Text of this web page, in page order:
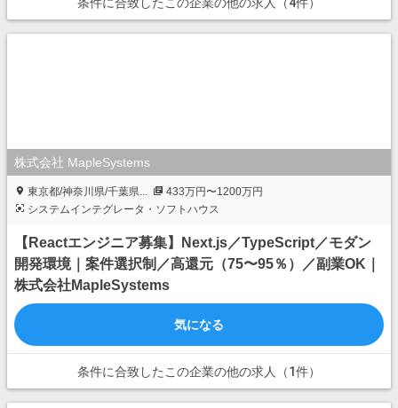
株式会社 MapleSystems
東京都/神奈川県/千葉県...
433万円〜1200万円
システムインテグレータ・ソフトハウス
【Reactエンジニア募集】Next.js／TypeScript／モダン
開発環境｜案件選択制／高還元（75〜95％）／副業OK｜
株式会社MapleSystems
気になる
条件に合致したこの企業の他の求人（1件）